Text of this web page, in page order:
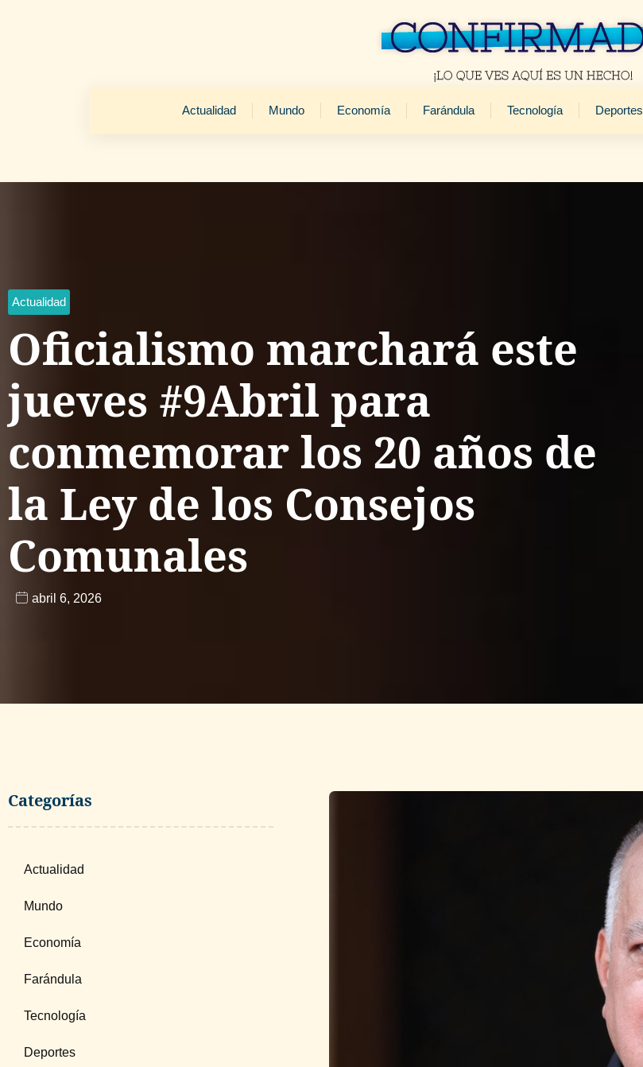
Actualidad Mundo Economía Farándula Tecnología Deportes
Actualidad
Oficialismo marchará este
jueves #9Abril para
conmemorar los 20 años de
la Ley de los Consejos
Comunales
abril 6, 2026
Categorías
Actualidad
Mundo
Economía
Farándula
Tecnología
Deportes